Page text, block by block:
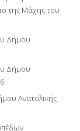
της Μάχης του
Δήμου
Δήμου
Ανατολικής